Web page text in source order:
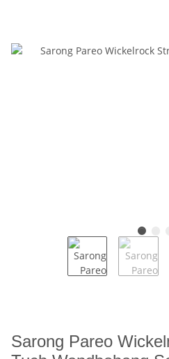
Sarong Pareo